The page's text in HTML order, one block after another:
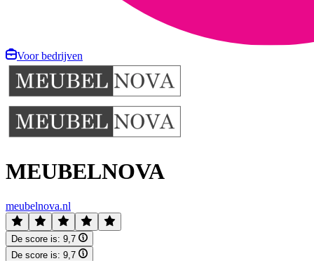
Voor bedrijven
MEUBELNOVA
meubelnova.nl
De score is: 9,7
De score is: 9,7